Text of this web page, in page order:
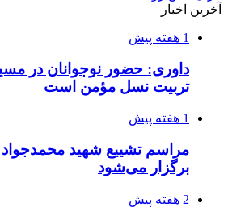
آخرین اخبار
1 هفته پیش
داوری: حضور نوجوانان در
تربیت نسل مؤمن است
1 هفته پیش
مراسم تشییع شهید
برگزار می‌شود
2 هفته پیش